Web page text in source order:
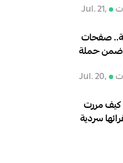
Jul. 21,
صفحات
ضمن حملة
Jul. 20,
كيف مررت
سردية